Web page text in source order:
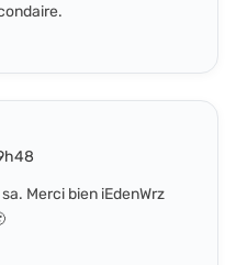
Merci bien iEdenWrz